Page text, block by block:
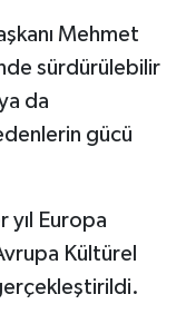
Mehmet
sürdürülebilir
da
gücü
yıl Europa
Kültürel